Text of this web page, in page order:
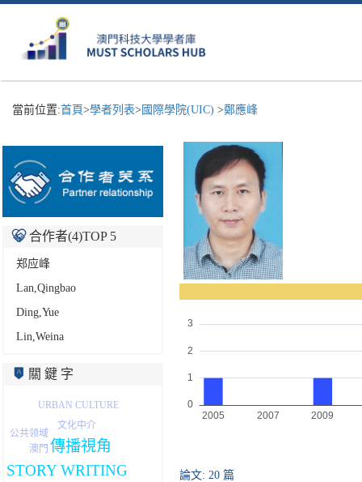
當前位置:首頁>學者列表> 國際學院(UIC) >鄭應峰
合作者(4)TOP 5
郑应峰
Lan,Qingbao
Ding,Yue
Lin,Weina
關 鍵 字
STORY WRITING
傳播視角
文化中介
URBAN CULTURE
公共领域
澳門
論文: 20 篇